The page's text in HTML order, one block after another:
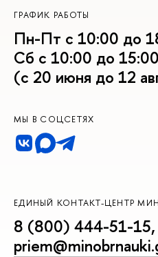
ГРАФИК РАБОТЫ
Пн-Пт с 10:00 до
Сб с 10:00 до 15:00
(с 20 июня до 12
МЫ В СОЦСЕТЯХ
ЕДИНЫЙ КОНТАКТ-ЦЕНТР
8 (800) 444-51-15,